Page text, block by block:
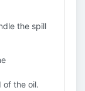
the spill
of the oil.